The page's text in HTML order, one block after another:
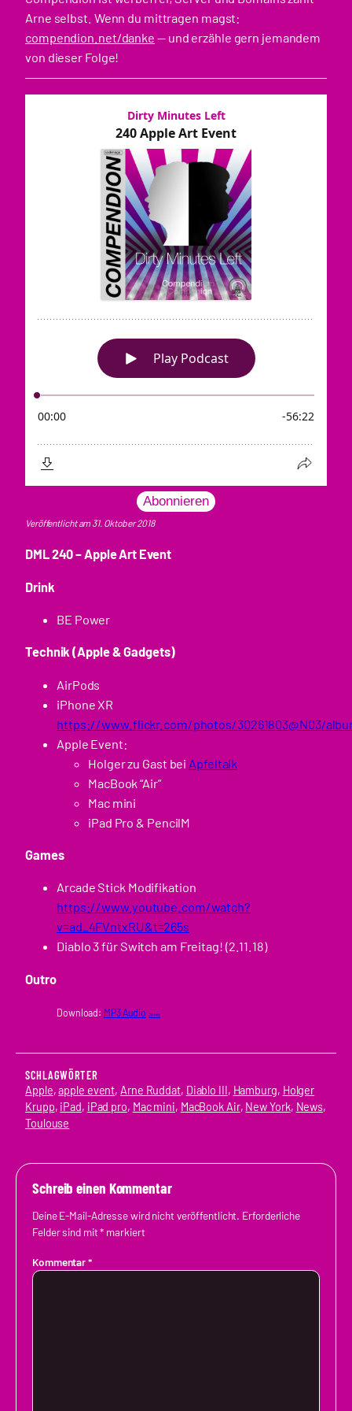
Arne selbst. Wenn du mittragen magst:
compendion.net/danke — und erzähle gern jemandem
von dieser Folge!
Abonnieren
Veröffentlicht am 31. Oktober 2018
DML 240 – Apple Art Event
Drink
BE Power
Technik (Apple & Gadgets)
AirPods
iPhone XR
https://www.flickr.com/photos/30261803@N03/
Apple Event:
Holger zu Gast bei Apfeltalk
MacBook “Air”
Mac mini
iPad Pro & PencilM
Games
Arcade Stick Modifikation
https://www.youtube.com/watch?
v=ad_4FVntxRU&t=265s
Diablo 3 für Switch am Freitag! (2.11.18)
Outro
Download: MP3 Audio 26 MB
SCHLAGWÖRTER
Apple, apple event, Arne Ruddat, Diablo III, Hamburg, Holger
Krupp, iPad, iPad pro, Mac mini, MacBook Air, New York, News
Toulouse
Schreib einen Kommentar
Deine E-Mail-Adresse wird nicht veröffentlicht. Erforderliche
Felder sind mit* markiert
Kommentar*